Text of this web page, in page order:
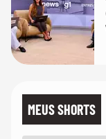
MEUS SHORTS